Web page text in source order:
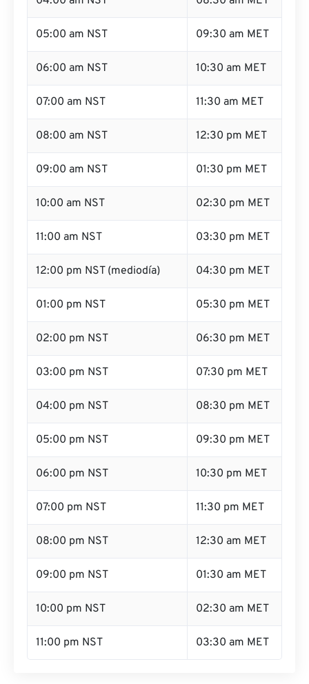
05:00 am NST 09:30 am MET
06:00 am NST 10:30 am MET
07:00 am NST 11:30 am MET
08:00 am NST 12:30 pm MET
09:00 am NST 01:30 pm MET
10:00 am NST 02:30 pm MET
11:00 am NST 03:30 pm MET
12:00 pm NST (mediodía) 04:30 pm MET
01:00 pm NST 05:30 pm MET
02:00 pm NST 06:30 pm MET
03:00 pm NST 07:30 pm MET
04:00 pm NST 08:30 pm MET
05:00 pm NST 09:30 pm MET
06:00 pm NST 10:30 pm MET
07:00 pm NST 11:30 pm MET
08:00 pm NST 12:30 am MET
09:00 pm NST 01:30 am MET
10:00 pm NST 02:30 am MET
11:00 pm NST 03:30 am MET